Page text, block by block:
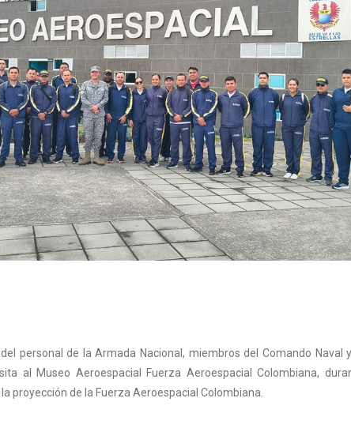
personal de la Armada Nacional, miembros del Comando Naval
al Museo Aeroespacial Fuerza Aeroespacial Colombiana,
proyección de la Fuerza Aeroespacial Colombiana.